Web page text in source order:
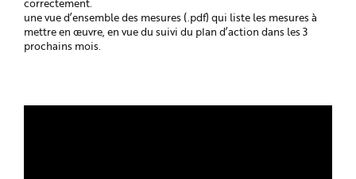
correctement.
une vue d’ensemble des mesures (.pdf) qui liste les mesures à
mettre en œuvre, en vue du suivi du plan d’action dans les 3
prochains mois.